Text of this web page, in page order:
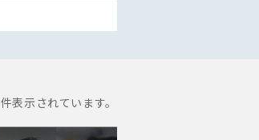
件表示されています。